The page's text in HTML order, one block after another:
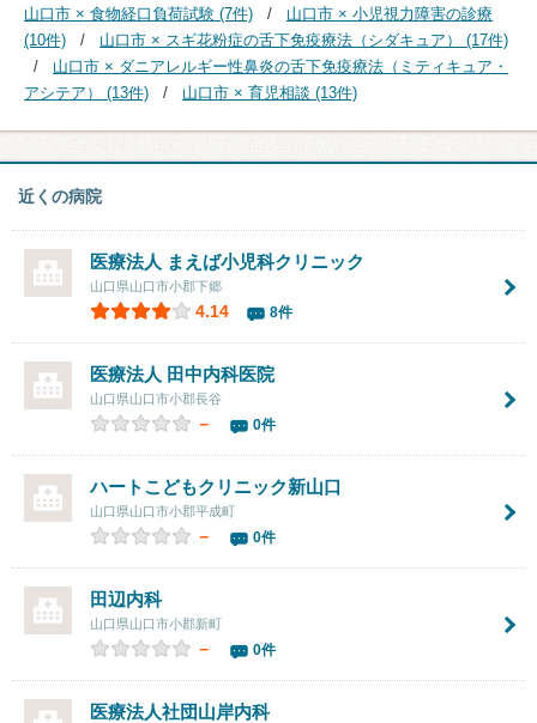
山口市 × 食物経口負荷試験 (7件)
山口市 × 小児視力障害の診療
(10件)
山口市 × スギ花粉症の舌下免疫療法（シダキュア） (17件)
山口市 × ダニアレルギー性鼻炎の舌下免疫療法（ミティキュア・
アシテア） (13件)
山口市 × 育児相談 (13件)
近くの病院
医療法人 まえば小児科クリニック
山口県山口市小郡下郷
4.14 8件
医療法人 田中内科医院
山口県山口市小郡長谷
－ 0件
ハートこどもクリニック新山口
山口県山口市小郡平成町
－ 0件
田辺内科
山口県山口市小郡新町
－ 0件
医療法人社団山岸内科